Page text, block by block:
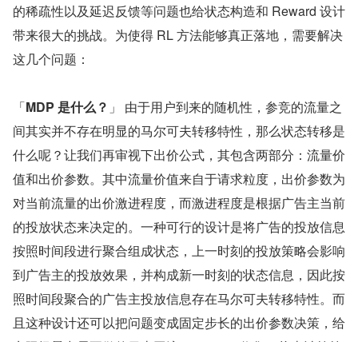
的稀疏性以及延迟反馈等问题也给状态构造和 Reward 设计
带来很大的挑战。为使得 RL 方法能够真正落地，需要解决
这几个问题：
「MDP 是什么？ 」 由于用户到来的随机性，参竞的流量之
间其实并不存在明显的马尔可夫转移特性，那么状态转移是
什么呢？让我们再审视下出价公式，其包含两部分：流量价
值和出价参数。其中流量价值来自于请求粒度，出价参数为
对当前流量的出价激进程度，而激进程度是根据广告主当前
的投放状态来决定的。一种可行的设计是将广告的投放信息
按照时间段进行聚合组成状态，上一时刻的投放策略会影响
到广告主的投放效果，并构成新一时刻的状态信息，因此按
照时间段聚合的广告主投放信息存在马尔可夫转移特性。而
且这种设计还可以把问题变成固定步长的出价参数决策，给